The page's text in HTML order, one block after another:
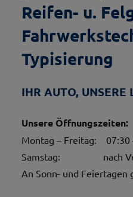
Reifen- u.
Typisierung
IHR AUTO, UNSERE
Unsere Öffnungszeiten:
Montag – Freitag: 07:30
Samstag: nach
An Sonn- und Feiertagen